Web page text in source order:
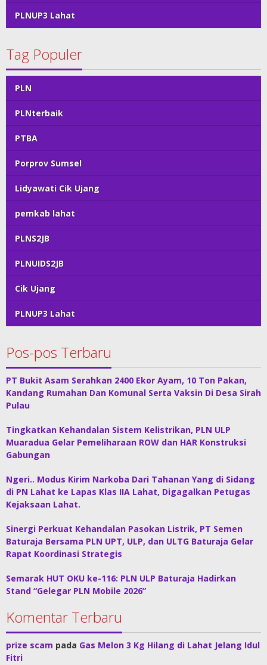
PLNUP3 Lahat
Tag Populer
PLN
PLNterbaik
PTBA
Porprov Sumsel
Lidyawati Cik Ujang
pemkab lahat
PLNS2JB
PLNUIDS2JB
Cik Ujang
PLNUP3 Lahat
Pos-pos Terbaru
PT Bukit Asam Serahkan 2400 Ekor Ayam, 10 Ton Pakan,
Kandang Rumahan Dan Komunal Serta Vaksin Di Desa Sirah
Pulau
Tingkatkan Kehandalan Sistem Kelistrikan, PLN ULP
Muaradua Gelar Pemeliharaan ROW dan HAR Konstruksi
Gabungan
Ngeri.. Modus Kirim Narkoba Dari Tahanan Yang di Sidang
di PN Lahat ke Lapas Klas IIA Lahat, Digagalkan Petugas
Kejaksaan Lahat.
Sinergi Perkuat Kehandalan Pasokan Listrik, PT Semen
Baturaja Bersama PLN UPT, ULP, dan ULTG Baturaja Gelar
Rapat Koordinasi Strategis
Semarak HUT OKU ke-116: PLN ULP Baturaja Hadirkan
Stand “Gelegar PLN Mobile 2026”
Komentar Terbaru
prize scam pada Gas Melon 3 Kg Hilang di Lahat Jelang Idul
Fitri